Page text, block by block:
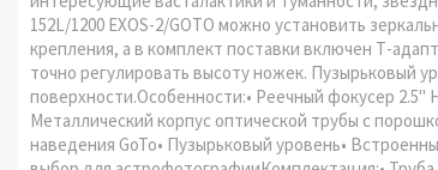
152L/1200 EXOS-2/GOTO можно установить
крепления, а в комплект поставки включен Т-
точно регулировать высоту ножек. Пузырьковый
поверхности.Особенности:• Реечный фокусер
Металлический корпус оптической трубы с
наведения GoTo• Пузырьковый уровень•